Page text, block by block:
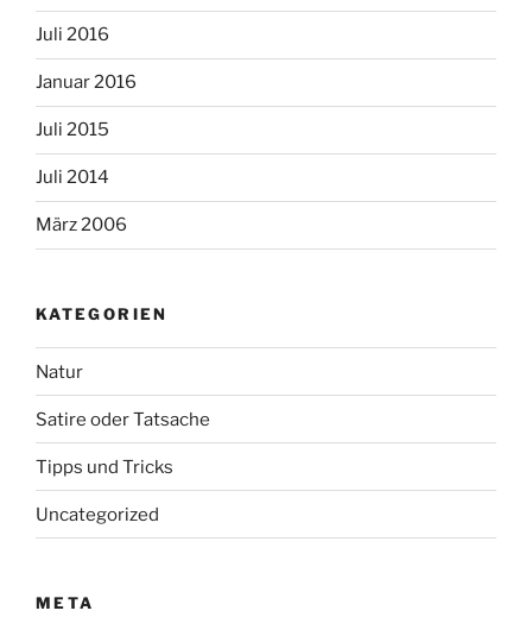
Juli 2016
Januar 2016
Juli 2015
Juli 2014
März 2006
KATEGORIEN
Natur
Satire oder Tatsache
Tipps und Tricks
Uncategorized
META